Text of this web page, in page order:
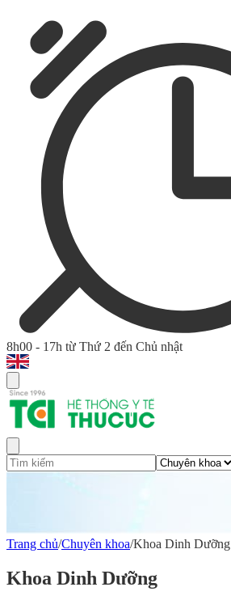
8h00 - 17h từ Thứ 2 đến Chủ nhật
Trang chủ/Chuyên khoa/Khoa Dinh Dưỡng
Khoa Dinh Dưỡng